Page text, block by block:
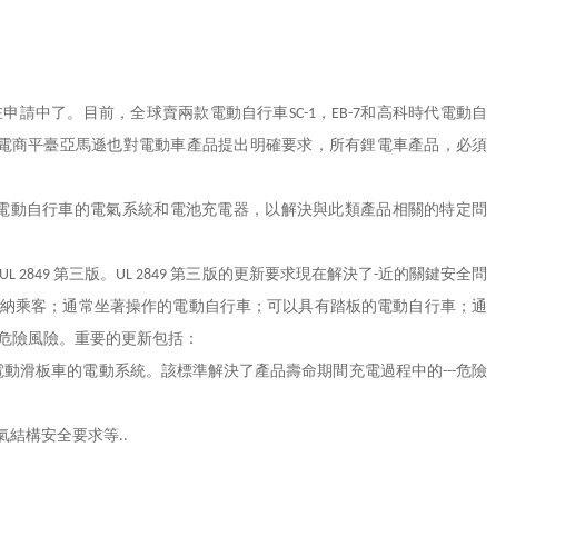
請中了。目前，全球賣兩款電動自行車SC-1， EB-7和高科時代電動自
商平臺亞馬遜也對電動車產品提出明確要求，所有鋰電車產品，必須
動自行車的電氣系統和電池充電器，以解決與此類產品相關的特定問
2849第三版。 UL 2849第三版的更新要求現在解決了-近的關鍵安全問
乘客；通常坐著操作的電動自行車；可以具有踏板的電動自行車；通
險風險。重要的更新包括：
滑板車的電動系統。該標準解決了產品壽命期間充電過程中的---危險
結構安全要求等..